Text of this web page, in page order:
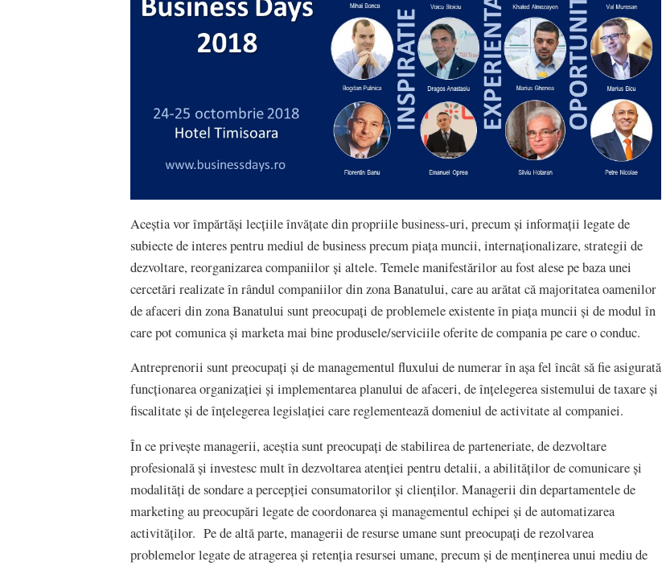
Aceștia vor împărtăși lecțiile învățate din propriile business-uri, precum și informații legate de
subiecte de interes pentru mediul de business precum piața muncii, internaționalizare, strategii de
dezvoltare, reorganizarea companiilor și altele. Temele manifestărilor au fost alese pe baza unei
cercetări realizate în rândul companiilor din zona Banatului, care au arătat că majoritatea oamenilor
de afaceri din zona Banatului sunt preocupați de problemele existente în piața muncii și de modul în
care pot comunica și marketa mai bine produsele/serviciile oferite de compania pe care o conduc.
Antreprenorii sunt preocupați și de managementul fluxului de numerar în așa fel încât să fie asigurată
funcționarea organizației și implementarea planului de afaceri, de înțelegerea sistemului de taxare și
fiscalitate și de înțelegerea legislației care reglementează domeniul de activitate al companiei.
În ce privește managerii, aceștia sunt preocupați de stabilirea de parteneriate, de dezvoltare
profesională și investesc mult în dezvoltarea atenției pentru detalii, a abilităților de comunicare și
modalități de sondare a percepției consumatorilor și clienților. Managerii din departamentele de
marketing au preocupări legate de coordonarea și managementul echipei și de automatizarea
activităților. Pe de altă parte, managerii de resurse umane sunt preocupați de rezolvarea
problemelor legate de atragerea și retenția resursei umane, precum și de menținerea unui mediu de